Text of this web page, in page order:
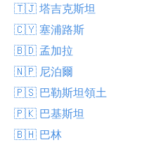
🇹🇯 塔吉克斯坦
🇨🇾 塞浦路斯
🇧🇩 孟加拉
🇳🇵 尼泊爾
🇵🇸 巴勒斯坦領土
🇵🇰 巴基斯坦
🇧🇭 巴林